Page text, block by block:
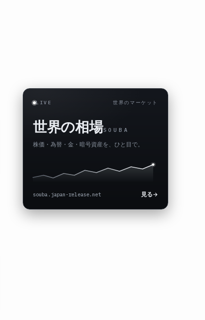
LIVE 世界のマーケット
世界の相場SOUBA
株価・為替・金・暗号資産を、ひと目で。
souba.japan-release.net 見る→